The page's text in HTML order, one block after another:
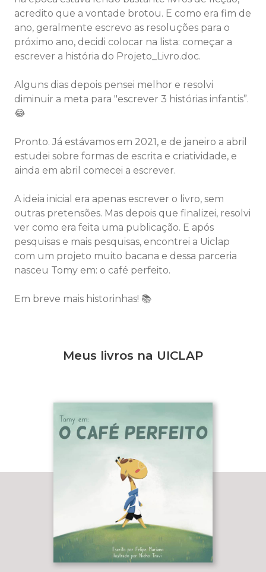
acredito que a vontade brotou. E como era fim de
ano, geralmente escrevo as resoluções para o
próximo ano, decidi colocar na lista: começar a
escrever a história do Projeto_Livro.doc.
Alguns dias depois pensei melhor e resolvi
diminuir a meta para "escrever 3 histórias infantis”.
😂
Pronto. Já estávamos em 2021, e de janeiro a abril
estudei sobre formas de escrita e criatividade, e
ainda em abril comecei a escrever.
A ideia inicial era apenas escrever o livro, sem
outras pretensões. Mas depois que finalizei, resolvi
ver como era feita uma publicação. E após
pesquisas e mais pesquisas, encontrei a Uiclap
com um projeto muito bacana e dessa parceria
nasceu Tomy em: o café perfeito.
Em breve mais historinhas! 📚
Meus livros na UICLAP